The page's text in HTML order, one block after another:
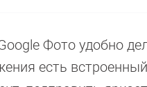
Фото удобно
есть